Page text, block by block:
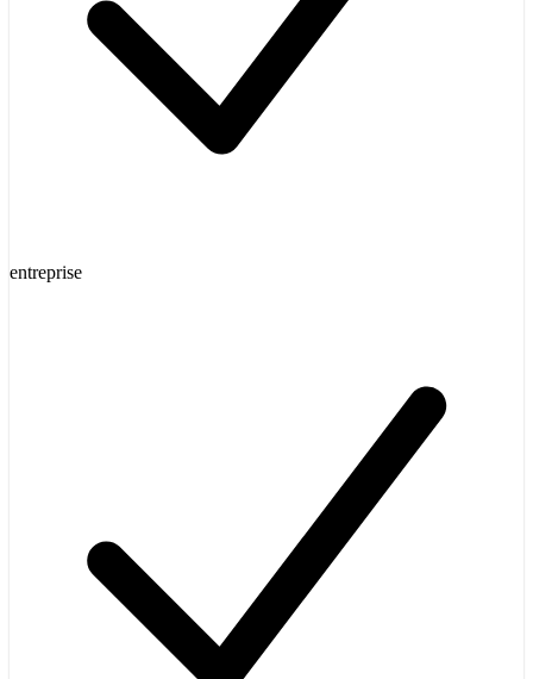
entreprise